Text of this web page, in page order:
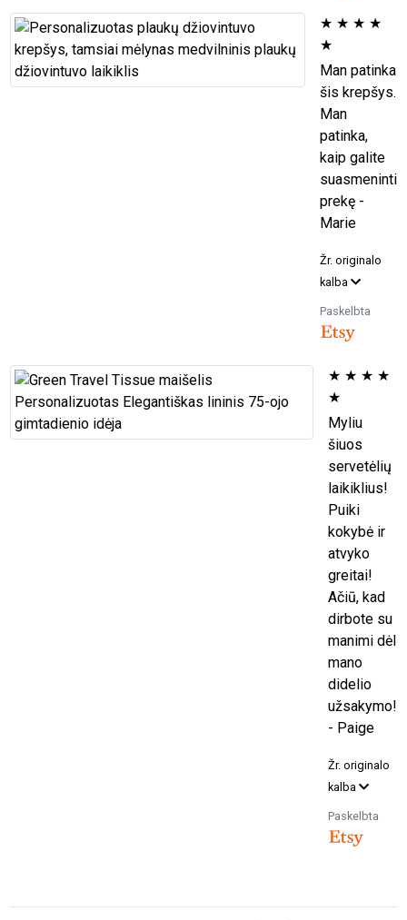
★ ★ ★ ★
★
Man patinka
šis krepšys.
Man
patinka,
kaip galite
suasmeninti
prekę -
Marie
Žr. originalo
kalba
Paskelbta
★ ★ ★ ★
★
Myliu
šiuos
servetėlių
laikiklius!
Puiki
kokybė ir
atvyko
greitai!
Ačiū, kad
dirbote su
manimi dėl
mano
didelio
užsakymo!
- Paige
Žr. originalo
kalba
Paskelbta